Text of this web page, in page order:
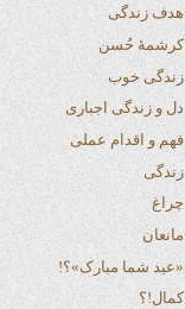
هدف زندگی
کرشمهٔ حُسن
زندگی خوب
دل و زندگی اجباری
فهم و اقدام عملی
زندگی
چراغ
مانعان
«عید شما مبارک»؟!
کمال!؟